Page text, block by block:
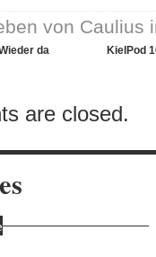
von Caulius
da KielPod
are closed.